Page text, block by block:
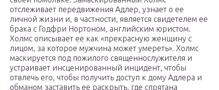
отслеживает передвижения Адлер, узнает о ее
личной жизни и, в частности, является свидетелем ее
брака с Годфри Нортоном, английским юристом.
Холмс описывает ее как «прекрасную женщину с
лицом, за которое мужчина может умереть». Холмс
маскируется под пожилого священнослужителя и
устраивает инсценированный инцидент, чтобы
отвлечь его, чтобы получить доступ к дому Адлера и
обманом заставить ее раскрыть, где спрятана